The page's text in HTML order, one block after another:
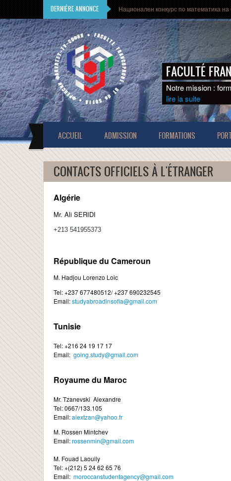
Aller au contenu principal
DERNIÈRE ANNONCE Национален конкурс по математика
FACULTÉ
Notre mission :
lire la suite
ACCUEIL ADMISSION FORMATIONS
CONTACTS OFFICIELS À L'ÉTRANGER
Algérie
Mr. Ali SERIDI
+213 541955373
République du Cameroun
M. Hadjou Lorenzo Loic
Tel: +237 677480512/ +237 690232545
Email:studyabroadinsofia@gmail.com
Tunisie
Tel: +216 24 19 17 17
Email: going.study@gmail.com
Royaume du Maroc
Mr. Tzanevski Alexandre
Tel: 0667/133.105
Email:alextzan@yahoo.fr
M. Rossen Mintchev
Email:rossenmin@gmail.com
M. Fouad Laouily
Tel: +(212) 5 24 62 65 76
Email: moroccanstudentagency@gmail.com